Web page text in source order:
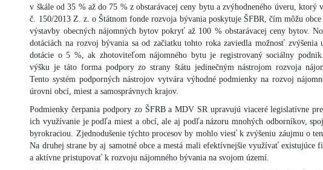
v škále od 35 % až do 75 % z obstarávacej ceny bytu a zvýhodneného úveru, ktorý
č. 150/2013 Z. z. o Štátnom fonde rozvoja bývania poskytuje ŠFBR, čím môžu
výstavby obecných nájomných bytov pokryť až 100 % obstarávacej ceny bytov.
dotáciách na rozvoj bývania sa od začiatku tohto roka zaviedla možnosť zvýšenia
dotácie o 5 %, ak zhotoviteľom nájomného bytu je registrovaný sociálny
výšku je táto forma podpory zo strany štátu jedinečným nástrojom rozvoja
Tento systém podporných nástrojov vytvára výhodné podmienky na rozvoj
úrovni obcí, miest a samosprávnych krajov.
Podmienky čerpania podpory zo ŠFRB a MDV SR upravujú viaceré legislatívne
ich využívanie je podľa miest a obcí, ale aj podľa názoru mnohých odborníkov,
byrokraciou. Zjednodušenie týchto procesov by mohlo viesť k zvýšeniu záujmu o
Na druhej strane by aj samotné obce a mestá mali efektívnejšie využívať existujúce
a aktívne pristupovať k rozvoju nájomného bývania na svojom území.